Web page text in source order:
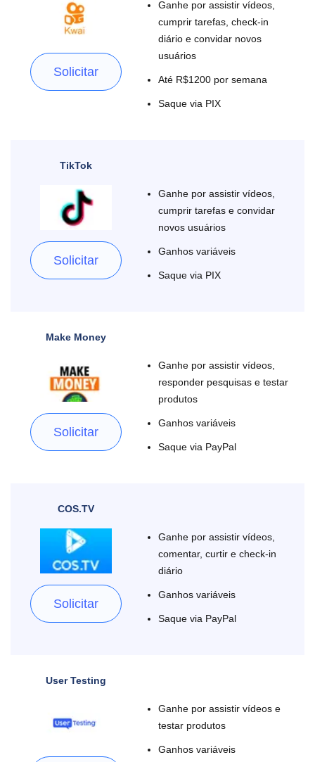
Solicitar
Ganhe por assistir vídeos,
cumprir tarefas, check-in
diário e convidar novos
usuários
Até R$1200 por semana
Saque via PIX
TikTok
Solicitar
Ganhe por assistir vídeos,
cumprir tarefas e convidar
novos usuários
Ganhos variáveis
Saque via PIX
Make Money
Solicitar
Ganhe por assistir vídeos,
responder pesquisas e testar
produtos
Ganhos variáveis
Saque via PayPal
COS.TV
Solicitar
Ganhe por assistir vídeos,
comentar, curtir e check-in
diário
Ganhos variáveis
Saque via PayPal
User Testing
Ganhe por assistir vídeos e
testar produtos
Ganhos variáveis